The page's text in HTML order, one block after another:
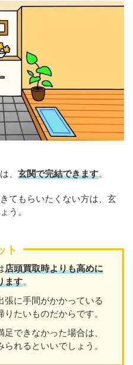
、 玄関で完結できます。
てもらいたくない方は、玄
う。
ト
店頭買取時よりも高めに
ます。
張に手間がかかっている
たいものだからです。
できなかった場合は、
れるといいでしょう。